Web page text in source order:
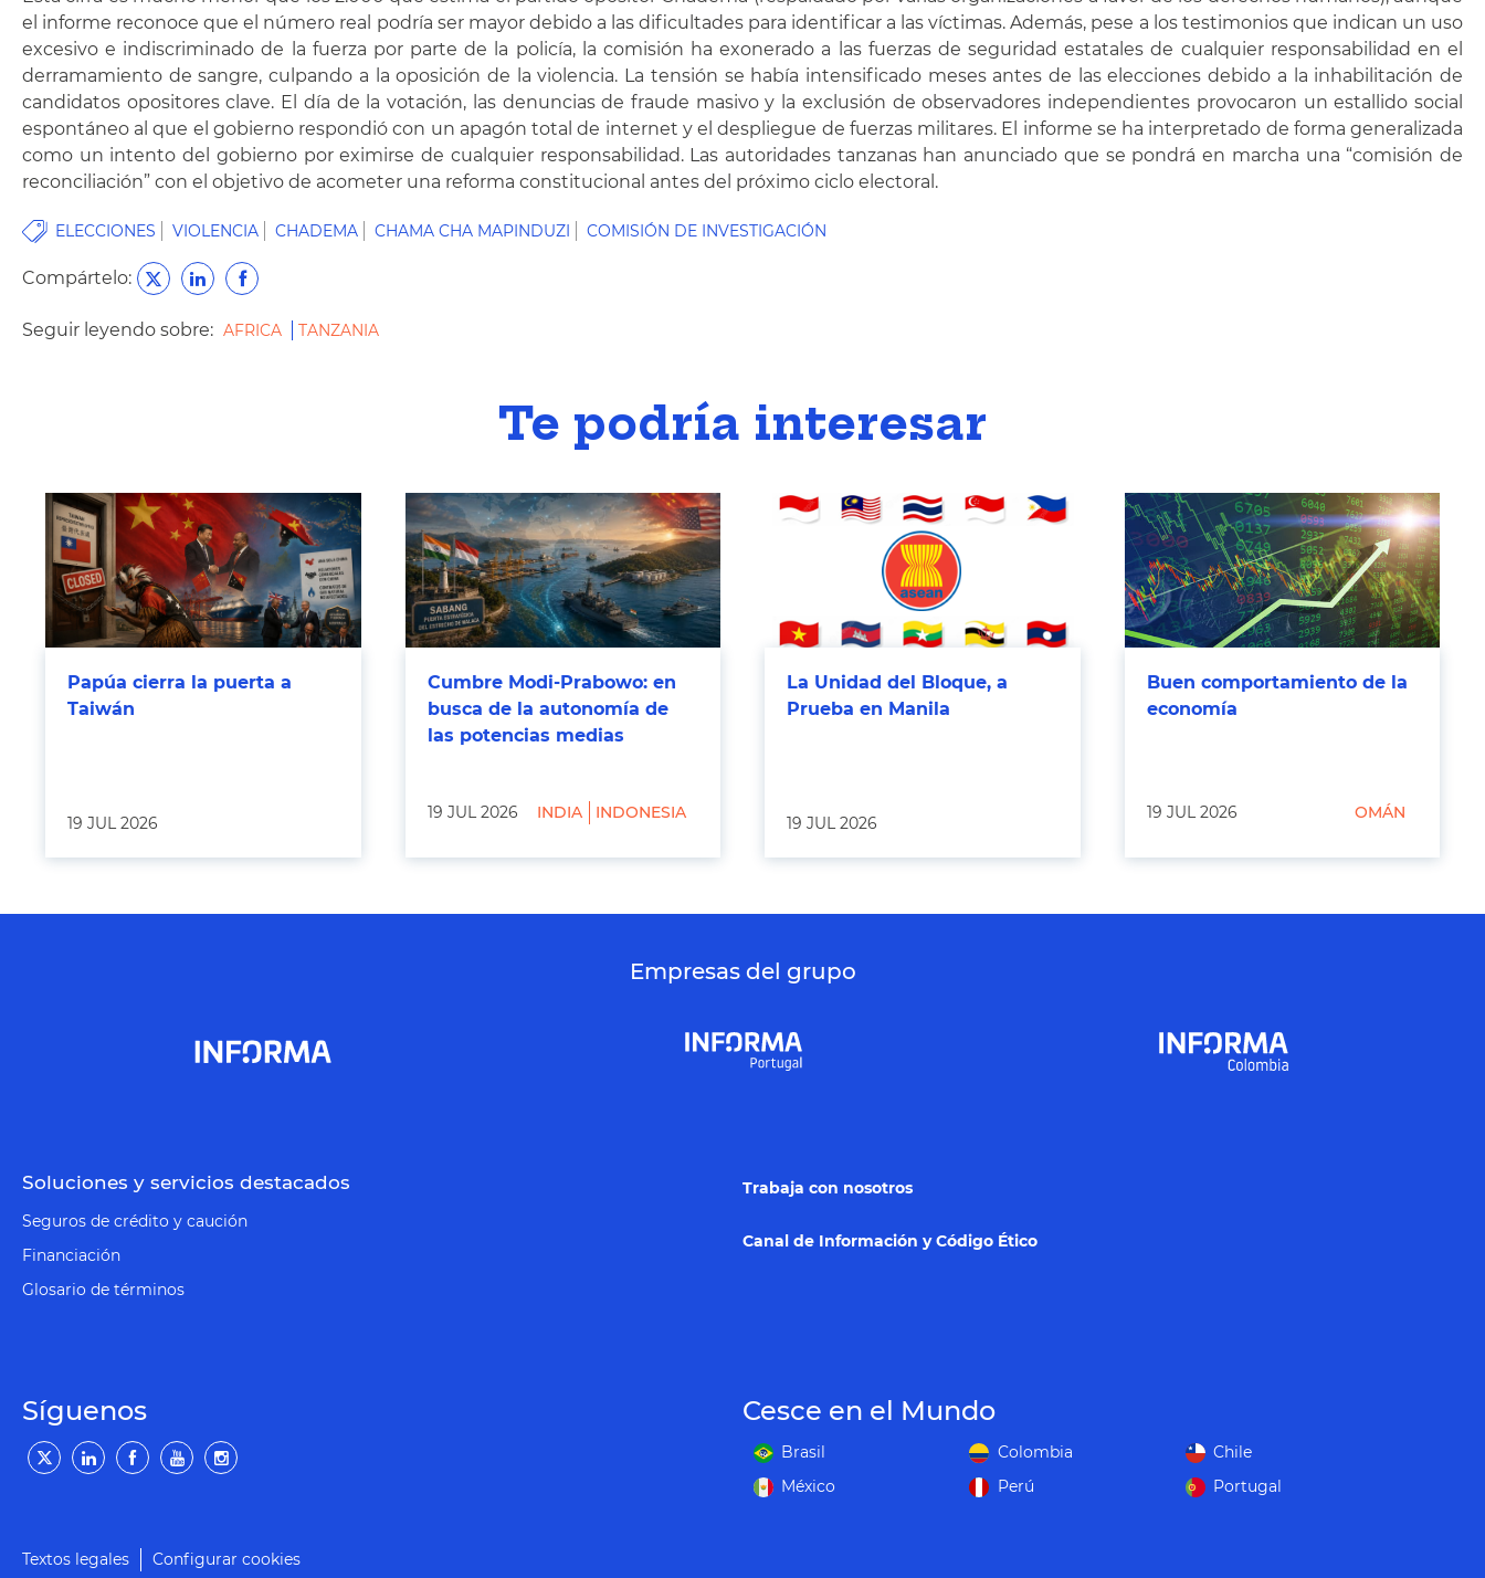
el informe reconoce que el número real podría ser mayor debido a las dificultades para identificar a las víctimas. Además, pese a los testimonios que indican un uso
excesivo e indiscriminado de la fuerza por parte de la policía, la comisión ha exonerado a las fuerzas de seguridad estatales de cualquier responsabilidad en el
derramamiento de sangre, culpando a la oposición de la violencia. La tensión se había intensificado meses antes de las elecciones debido a la inhabilitación de
candidatos opositores clave. El día de la votación, las denuncias de fraude masivo y la exclusión de observadores independientes provocaron un estallido social
espontáneo al que el gobierno respondió con un apagón total de internet y el despliegue de fuerzas militares. El informe se ha interpretado de forma generalizada
como un intento del gobierno por eximirse de cualquier responsabilidad. Las autoridades tanzanas han anunciado que se pondrá en marcha una “comisión de
reconciliación” con el objetivo de acometer una reforma constitucional antes del próximo ciclo electoral.
ELECCIONES VIOLENCIA CHADEMA CHAMA CHA MAPINDUZI COMISIÓN DE INVESTIGACIÓN
Compártelo:
Seguir leyendo sobre: AFRICA TANZANIA
Te podría interesar
Papúa cierra la puerta a
Taiwán
19 JUL 2026
Cumbre Modi-Prabowo: en
busca de la autonomía de
las potencias medias
19 JUL 2026 INDIA INDONESIA
La Unidad del Bloque, a
Prueba en Manila
19 JUL 2026
Buen comportamiento de la
economía
19 JUL 2026 OMÁN
Empresas del grupo
Soluciones y servicios destacados
Seguros de crédito y caución
Financiación
Glosario de términos
Trabaja con nosotros
Canal de Información y Código Ético
Síguenos Cesce en el Mundo
Brasil Colombia
Chile
México
Perú Portugal
Textos legales Configurar cookies